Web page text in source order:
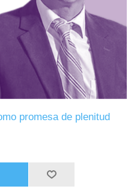
promesa de plenitud